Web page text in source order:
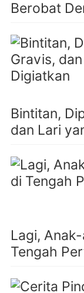
Berobat
Bintitan,
dan Lari
Lagi,
Tengah